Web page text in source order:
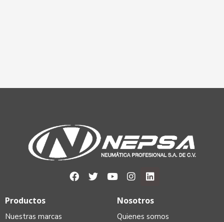
Nosotros
Quienes somos
Productos
Nuestras marcas